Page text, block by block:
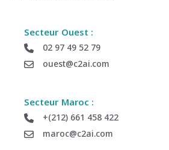
Secteur Ouest :
02 97 49 52 79
ouest@c2ai.com
Secteur Maroc :
+(212) 661 458 422
maroc@c2ai.com
recontacter par notre équipe commerciale